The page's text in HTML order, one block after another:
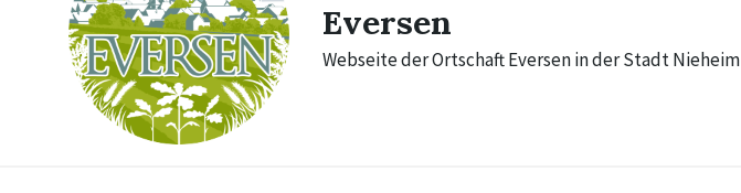
Eversen
Webseite der Ortschaft Eversen in der Stadt Nieheim